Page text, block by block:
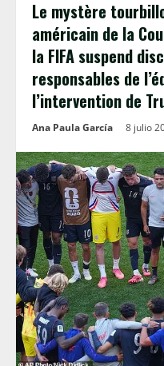
Le mystère
américain de la
la FIFA suspend
responsables de
l’intervention de
Ana Paula García 8 julio